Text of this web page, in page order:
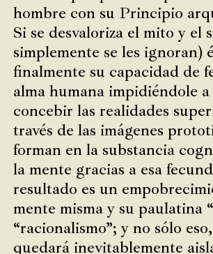
hombre con su Principio
Si se desvaloriza el mito y el
simplemente se les ignoran)
finalmente su capacidad de
alma humana impidiéndole a
concebir las realidades
través de las imágenes
forman en la substancia
la mente gracias a esa
resultado es un
mente misma y su paulatina
“racionalismo”; y no sólo
quedará inevitablemente